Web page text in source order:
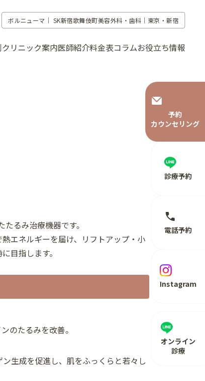
ボルニューマ｜ SK新宿歌舞伎町美容外科・歯科｜東京・新宿
クリニック案内医師紹介料金表コラムお役立ち情報
Instagram
電話予約
診療予約
予約
カウンセリング
オンライン
診療
るみ治療機器です。
エネルギーを届け、リフトアップ・小
目指します。
のたるみを改善。
生成を促進し、肌をふっくらと若々し